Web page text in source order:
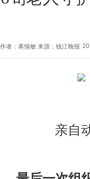
作者：蒋慎敏 来源：钱江晚报
亲自动